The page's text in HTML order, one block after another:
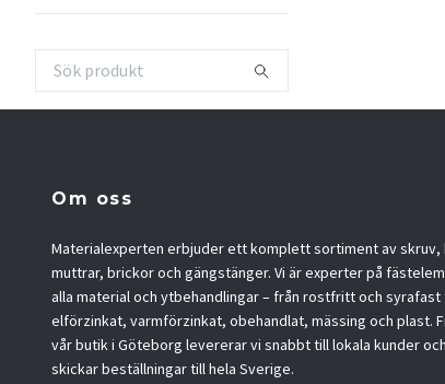
Om oss
Materialexperten erbjuder ett komplett sortiment av skruv,
muttrar, brickor och gängstänger. Vi är experter på
alla material och ytbehandlingar – från rostfritt och syrafast
elförzinkat, varmförzinkat, obehandlat, mässing och plast.
vår butik i Göteborg levererar vi snabbt till lokala kunder och
skickar beställningar till hela Sverige.